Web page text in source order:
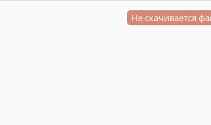
Не скачивается